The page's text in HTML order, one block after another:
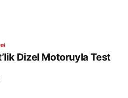
Dizel Motoruyla Test